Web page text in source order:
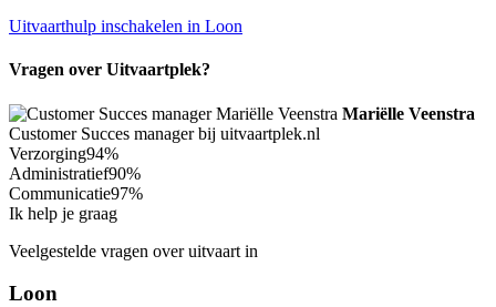
Uitvaarthulp inschakelen in Loon
Vragen over Uitvaartplek?
Mariëlle Veenstra
Customer Succes manager bij uitvaartplek.nl
Verzorging94%
Administratief90%
Communicatie97%
Ik help je graag
Veelgestelde vragen over uitvaart in
Loon